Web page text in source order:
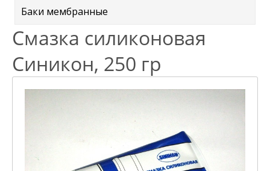
Баки мембранные
Смазка силиконовая
Синикон, 250 гр